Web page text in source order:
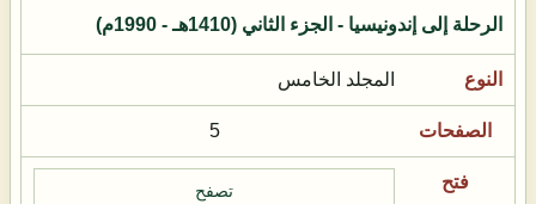
الرحلة إلى إندونيسيا - الجزء الثاني (1410هـ - 1990م)
المجلد الخامس
5
تصفح